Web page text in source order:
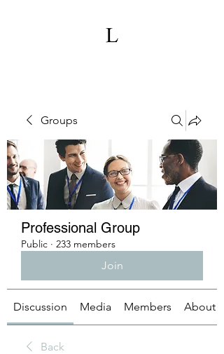
Groups
Professional Group
Public · 233 members
Join
Discussion Media Members About
Back